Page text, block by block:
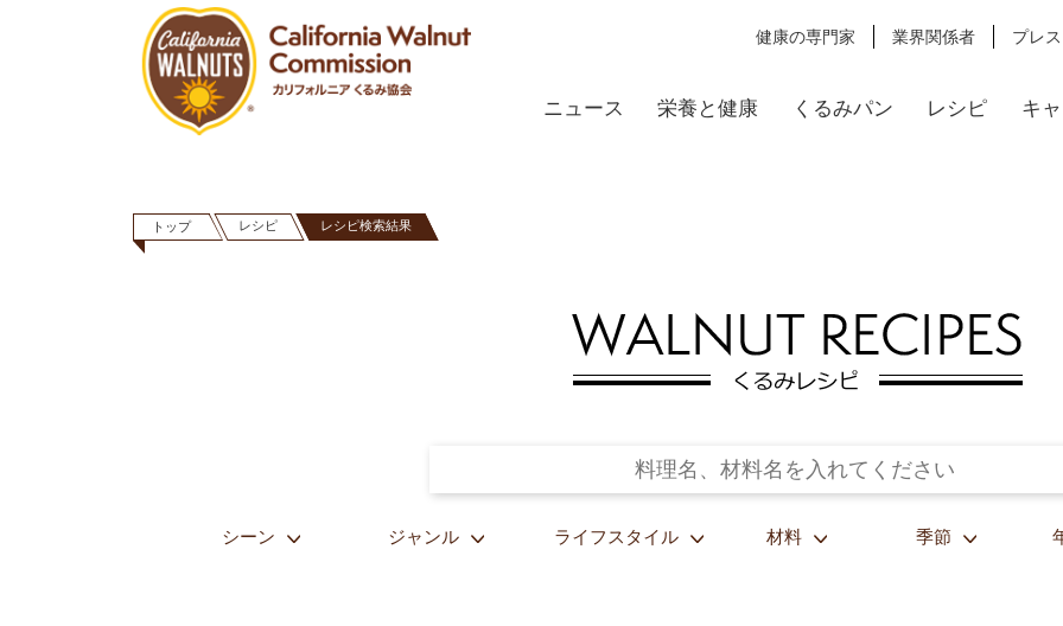
健康の専門家 業界関係者 プレス
ニュース 栄養と健康 くるみパン レシピ キ
トップ レシピ レシピ検索結果
シーン ジャンル ライフスタイル 材料 季節